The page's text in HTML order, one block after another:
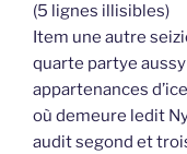
(5 lignes illisibles)
Item une autre
quarte partye
appartenances
où demeure ledit
audit segond et